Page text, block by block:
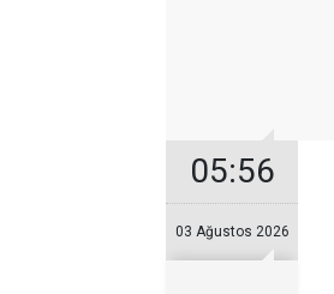
05:56
03 Ağustos 2026